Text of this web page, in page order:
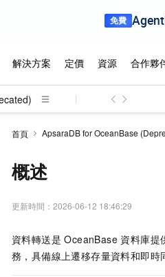
首頁 ApsaraDB for OceanBase
概述
更新時間： 2026-06-12 18:46:29
資料轉送是 OceanBase 資料庫
務，具備線上遷移存量資料和即時